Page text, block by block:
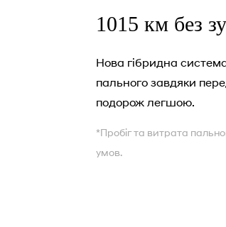
1015 км без
Нова гібридна
пального завдяки
подорож легшою.
*Пробіг та витрата
умов.